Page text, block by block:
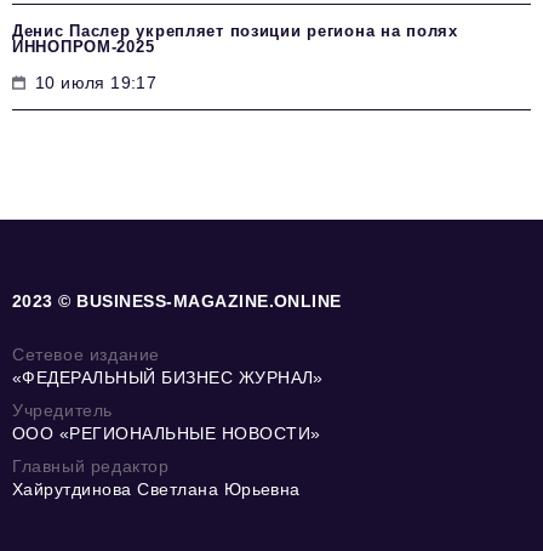
Денис Паслер укрепляет позиции региона на полях
ИННОПРОМ-2025
10 июля 19:17
2023 © BUSINESS-MAGAZINE.ONLINE
Сетевое издание
«ФЕДЕРАЛЬНЫЙ БИЗНЕС ЖУРНАЛ»
Учредитель
ООО «РЕГИОНАЛЬНЫЕ НОВОСТИ»
Главный редактор
Хайрутдинова Светлана Юрьевна